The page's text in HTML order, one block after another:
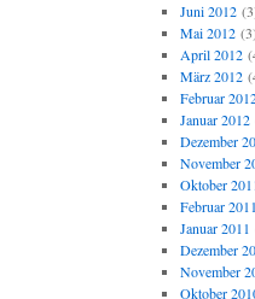
Juni 2012
Mai 2012
April 2012
März 2012
Februar
Januar 2012
Dezember
November
Oktober
Februar 2011
Januar 2011
Dezember
November
Oktober